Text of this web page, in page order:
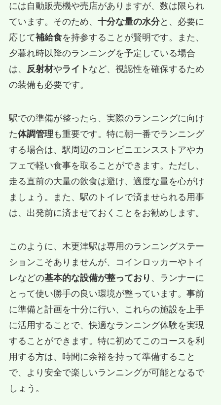
には自動販売機や売店がありますが、数は限られ
ています。そのため、 十分な量の水分と、必要に
応じて補給食を持参することが賢明です。また、
夕暮れ時以降のランニングを予定している場合
は、
反射材やライト など、視認性を確保するため
の装備も必要です。
駅での準備が整ったら、実際のランニングに向け
た体調管理 も重要です。特に朝一番でランニング
する場合は、駅周辺のコンビニエンスストアやカ
フェで軽い食事を取ることができます。ただし、
走る直前の大量の飲食は避け、適度な量を心がけ
ましょう。また、駅のトイレで済ませられる用事
は、出発前に済ませておくことをお勧めします。
このように、木更津駅は専用のランニングステー
ションこそありませんが、コインロッカーやトイ
レなどの基本的な設備が整っており 、ランナーに
とって使い勝手の良い環境が整っています。事前
に準備と計画を十分に行い、これらの施設を上手
に活用することで、快適なランニング体験を実現
することができます。特に初めてこのコースを利
用する方は、時間に余裕を持って準備すること
で、より安全で楽しいランニングが可能となるで
しょう。